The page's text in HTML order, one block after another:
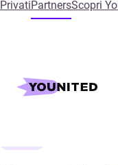
PrivatiPartnersScopri
Home
References
Come VimPay ha fatto